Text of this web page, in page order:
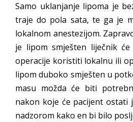
Samo uklanjanje lipoma je
traje do pola sata, te ga je
lokalnom anestezijom.
je lipom smješten liječnik
operacije koristiti lokalnu ili
lipom duboko smješten u
masu možda će biti
nakon koje će pacijent ostati
nadzorom kako en bi bilo